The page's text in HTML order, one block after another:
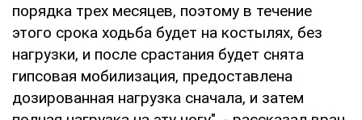
порядка трех месяцев, поэтому в течение
этого срока ходьба будет на костылях, без
нагрузки, и после срастания будет снята
гипсовая мобилизация, предоставлена
дозированная нагрузка сначала, и затем